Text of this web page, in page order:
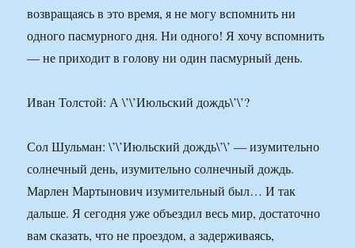
возвращаясь в это время, я не могу вспомнить ни
одного пасмурного дня. Ни одного! Я хочу вспомнить
— не приходит в голову ни один пасмурный день.
Иван Толстой: А \’\’Июльский дождь\’\’?
Сол Шульман: \’\’Июльский дождь\’\’ — изумительно
солнечный день, изумительно солнечный дождь.
Марлен Мартынович изумительный был… И так
дальше. Я сегодня уже объездил весь мир, достаточно
вам сказать, что не проездом, а задерживаясь,